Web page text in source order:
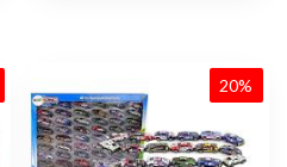
20%